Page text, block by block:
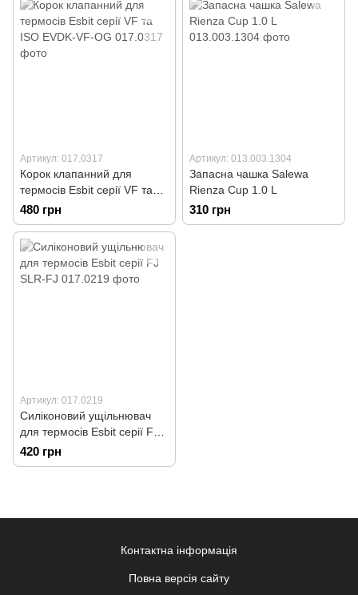
Артикул: 017.0317
Корок клапанний для
термосів Esbit серії VF та
ISO EVDK-VF-OG
480 грн
Артикул: 013.003.1304
Запасна чашка Salewa
Rienza Cup 1.0 L
310 грн
Артикул: 017.0219
Силіконовий ущільнювач
для термосів Esbit серії FJ
SLR-FJ
420 грн
Контактна інформація
Повна версія сайту